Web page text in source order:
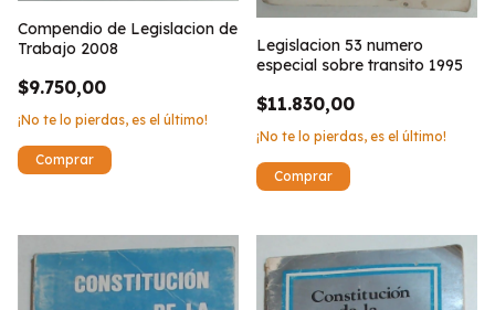
Compendio de Legislacion de
Trabajo 2008
$9.750,00
¡No te lo pierdas, es el último!
Legislacion 53 numero
especial sobre transito 1995
$11.830,00
¡No te lo pierdas, es el último!